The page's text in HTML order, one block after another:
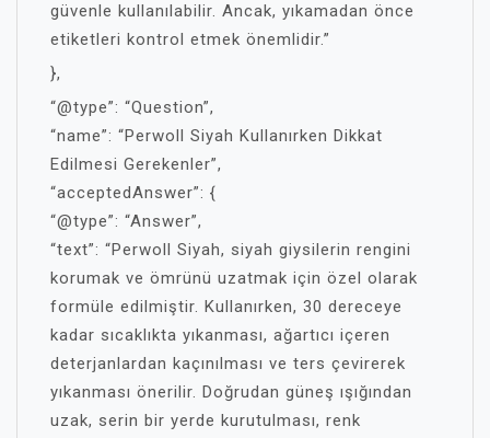
güvenle kullanılabilir. Ancak, yıkamadan önce
etiketleri kontrol etmek önemlidir.”
},
“@type”: “Question”,
“name”: “Perwoll Siyah Kullanırken Dikkat
Edilmesi Gerekenler”,
“acceptedAnswer”: {
“@type”: “Answer”,
“text”: “Perwoll Siyah, siyah giysilerin rengini
korumak ve ömrünü uzatmak için özel olarak
formüle edilmiştir. Kullanırken, 30 dereceye
kadar sıcaklıkta yıkanması, ağartıcı içeren
deterjanlardan kaçınılması ve ters çevirerek
yıkanması önerilir. Doğrudan güneş ışığından
uzak, serin bir yerde kurutulması, renk